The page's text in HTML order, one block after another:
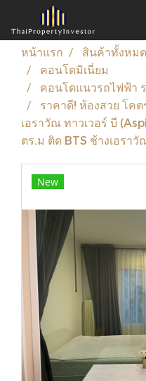
หน้าแรก สินค้าทั้งหมด
คอนโดมิเนี่ยม
คอนโดแนวรถไฟฟ้า
ราคาดี! ห้องสวย โค
เอราวัณ ทาวเวอร์ บี
ตร.ม ติด BTS ช้างเอราวั
New